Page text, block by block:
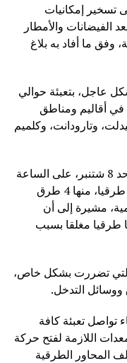
تسخير إمكانيات
الفيضانات والأمطار
وفق ما أفاد به بلاغ
عاجل، بتعبئة حوالي
التربة في أقاليم ومناطق
وتارودانت، وكلميم
وأضاف الوزارة أنه تم إلى غاية اليوم الأحد 8 شتنبر، على الساعة
الثالثة بعد الزوال، إعادة فتح 22 مقطعا طرقيا، منها 4 طرق
طريقا إقليمية، مشيرة إلى أن
من أجل فتح 16 مقطعا طرقيا مغلقا بسبب
التي تضررت بشكل خاص،
التدخل.
تواصل تعبئة كافة
اللازمة لفتح حركة
المحاور الطرقية